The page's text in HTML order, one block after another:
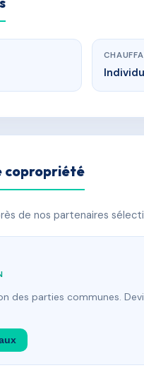
copropriété
de nos partenaires
des parties communes.